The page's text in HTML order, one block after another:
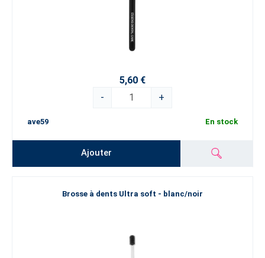
5,60 €
-
+
ave59 En stock
Ajouter
Brosse à dents Ultra soft - blanc/noir